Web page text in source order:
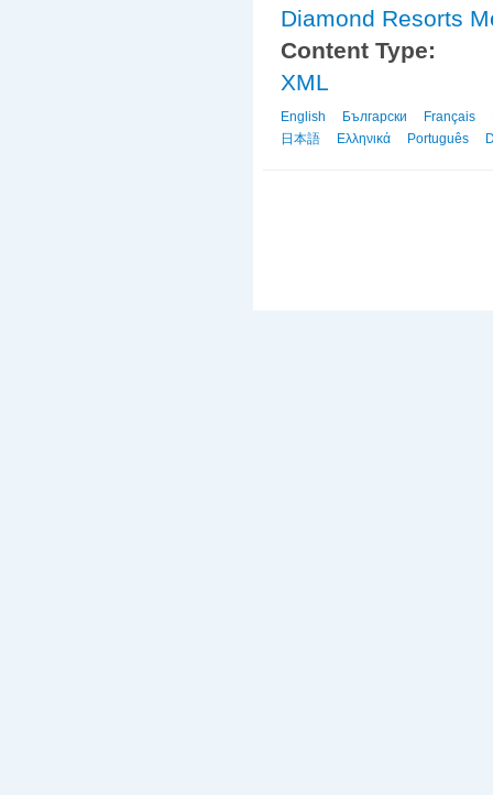
Diamond Resorts
Content Type:
XML
English Български Français
日本語
Ελληνικά Português